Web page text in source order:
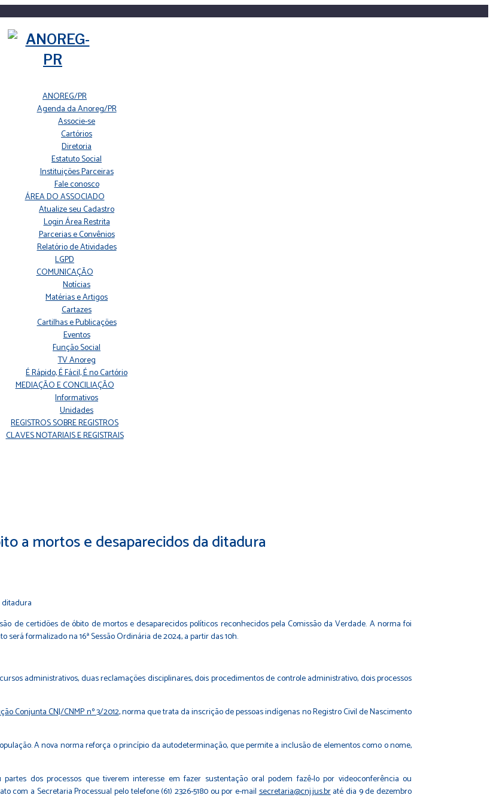
ANOREG/PR
Agenda da Anoreg/PR
Associe-se
Cartórios
Diretoria
Estatuto Social
Instituições Parceiras
Fale conosco
ÁREA DO ASSOCIADO
Atualize seu Cadastro
Login Área Restrita
Parcerias e Convênios
Relatório de Atividades
LGPD
COMUNICAÇÃO
Notícias
Matérias e Artigos
Cartazes
Cartilhas e Publicações
Eventos
Função Social
TV Anoreg
É Rápido, É Fácil, É no Cartório
MEDIAÇÃO E CONCILIAÇÃO
Informativos
Unidades
REGISTROS SOBRE REGISTROS
CLAVES NOTARIAIS E REGISTRAIS
a mortos e desaparecidos da ditadura
de certidões de óbito de mortos e desaparecidos políticos reconhecidos pela Comissão da Verdade. A norma foi
formalizado na 16ª Sessão Ordinária de 2024, a partir das 10h.
administrativos, duas reclamações disciplinares, dois procedimentos de controle administrativo, dois processos
Conjunta CNJ/CNMP nº 3/2012, norma que trata da inscrição de pessoas indígenas no Registro Civil de Nascimento
A nova norma reforça o princípio da autodeterminação, que permite a inclusão de elementos como o nome,
dos processos que tiverem interesse em fazer sustentação oral podem fazê-lo por videoconferência ou
com a Secretaria Processual pelo telefone (61) 2326-5180 ou por e-mailsecretaria@cnj.jus.braté dia 9 de dezembro